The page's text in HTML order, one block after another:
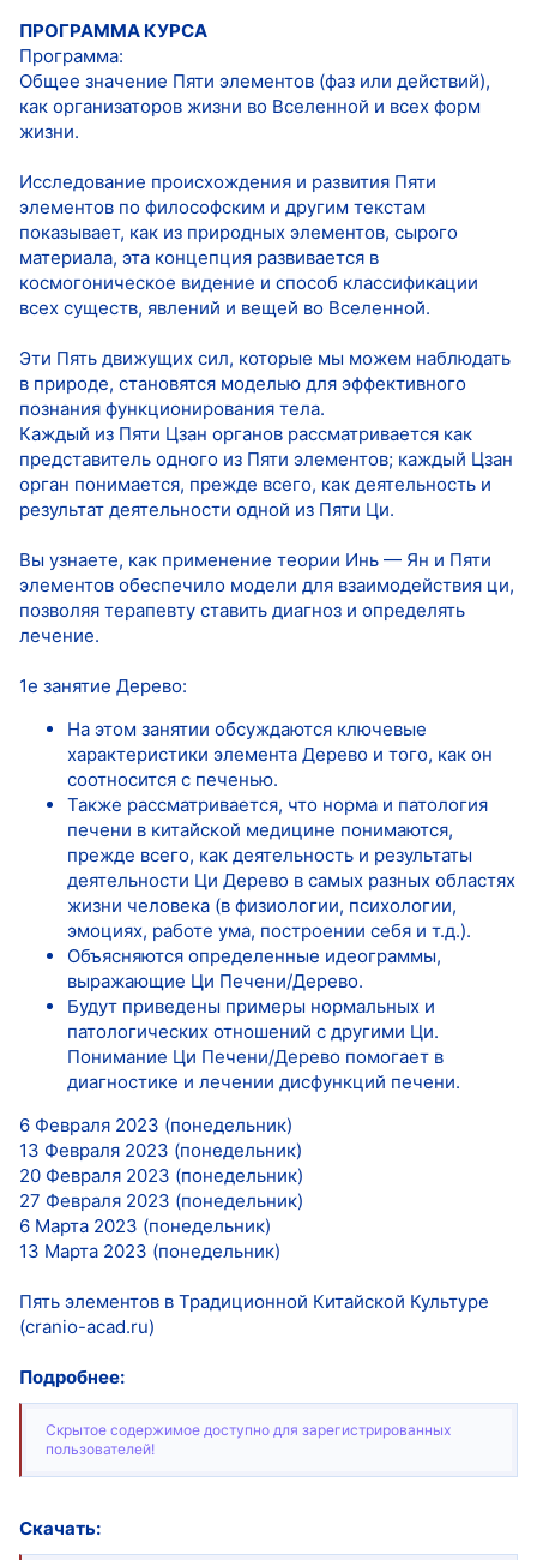
ПРОГРАММА КУРСА
Программа:
Общее значение Пяти элементов (фаз или действий),
как организаторов жизни во Вселенной и всех форм
жизни.
Исследование происхождения и развития Пяти
элементов по философским и другим текстам
показывает, как из природных элементов, сырого
материала, эта концепция развивается в
космогоническое видение и способ классификации
всех существ, явлений и вещей во Вселенной.
Эти Пять движущих сил, которые мы можем наблюдать
в природе, становятся моделью для эффективного
познания функционирования тела.
Каждый из Пяти Цзан органов рассматривается как
представитель одного из Пяти элементов; каждый Цзан
орган понимается, прежде всего, как деятельность и
результат деятельности одной из Пяти Ци.
Вы узнаете, как применение теории Инь — Ян и Пяти
элементов обеспечило модели для взаимодействия ци,
позволяя терапевту ставить диагноз и определять
лечение.
1е занятие Дерево:
На этом занятии обсуждаются ключевые
характеристики элемента Дерево и того, как он
соотносится с печенью.
Также рассматривается, что норма и патология
печени в китайской медицине понимаются,
прежде всего, как деятельность и результаты
деятельности Ци Дерево в самых разных областях
жизни человека (в физиологии, психологии,
эмоциях, работе ума, построении себя и т.д.).
Объясняются определенные идеограммы,
выражающие Ци Печени/Дерево.
Будут приведены примеры нормальных и
патологических отношений с другими Ци.
Понимание Ци Печени/Дерево помогает в
диагностике и лечении дисфункций печени.
6 Февраля 2023 (понедельник)
13 Февраля 2023 (понедельник)
20 Февраля 2023 (понедельник)
27 Февраля 2023 (понедельник)
6 Марта 2023 (понедельник)
13 Марта 2023 (понедельник)
Пять элементов в Традиционной Китайской Культуре
(cranio-acad.ru)
Подробнее:
Скрытое содержимое доступно для зарегистрированных
пользователей!
Скачать: